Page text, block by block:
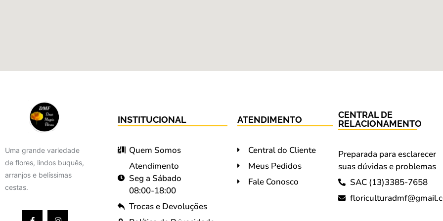
Uma grande variedade
de flores, lindos buquês,
arranjos e belíssimas
cestas.
INSTITUCIONAL
Quem Somos
Atendimento
Seg a Sábado
08:00-18:00
Trocas e Devoluções
ATENDIMENTO
Central do Cliente
Meus Pedidos
Fale Conosco
CENTRAL DE
RELACIONAMENTO
Preparada para esclarecer
suas dúvidas e problemas
SAC (13)3385-7658